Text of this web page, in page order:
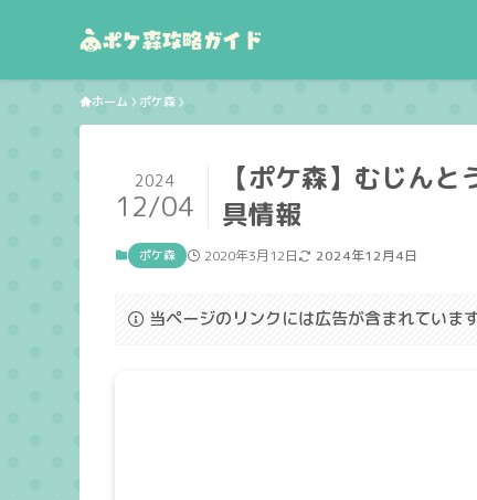
ホーム ポケ森
【ポケ森】むじん
具情報
2024
12/04
ポケ森 2020年3月12日 2024年12月4日
当ページのリンクには広告が含まれています